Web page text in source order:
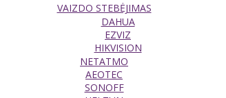
VAIZDO STEBĖJIMAS
DAHUA
EZVIZ
HIKVISION
NETATMO
AEOTEC
SONOFF